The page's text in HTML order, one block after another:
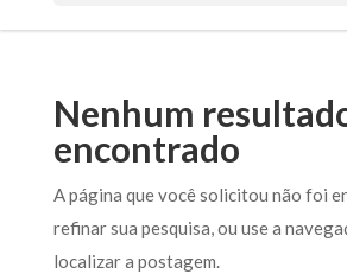
Nenhum
encontrado
A página que você solicitou não foi
refinar sua pesquisa, ou use a
localizar a postagem.